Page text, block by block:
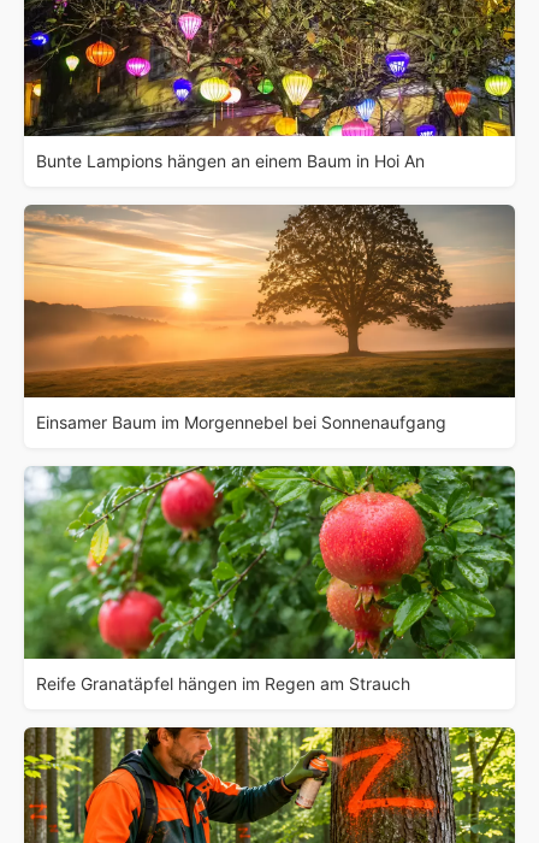
Bunte Lampions hängen an einem Baum in Hoi An
Einsamer Baum im Morgennebel bei Sonnenaufgang
Reife Granatäpfel hängen im Regen am Strauch